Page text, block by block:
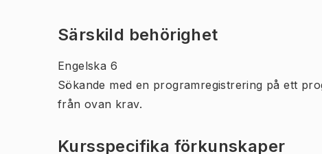
Särskild behörighet
Engelska 6
Sökande med en programregistrering på ett
från ovan krav.
Kursspecifika förkunskaper